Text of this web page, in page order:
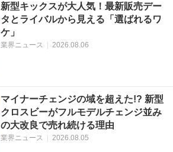
新型キックスが大人気！最新販売デー
タとライバルから見える「選ばれるワ
ケ」
業界ニュース | 2026.08.06
マイナーチェンジの域を超えた!? 新型
クロスビーがフルモデルチェンジ並み
の大改良で売れ続ける理由
業界ニュース 2026.08.05